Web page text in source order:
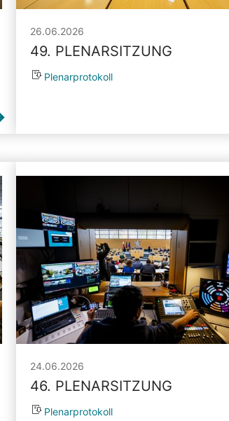
26.06.2026
49. PLENARSITZUNG
Plenarprotokoll
24.06.2026
46. PLENARSITZUNG
Plenarprotokoll